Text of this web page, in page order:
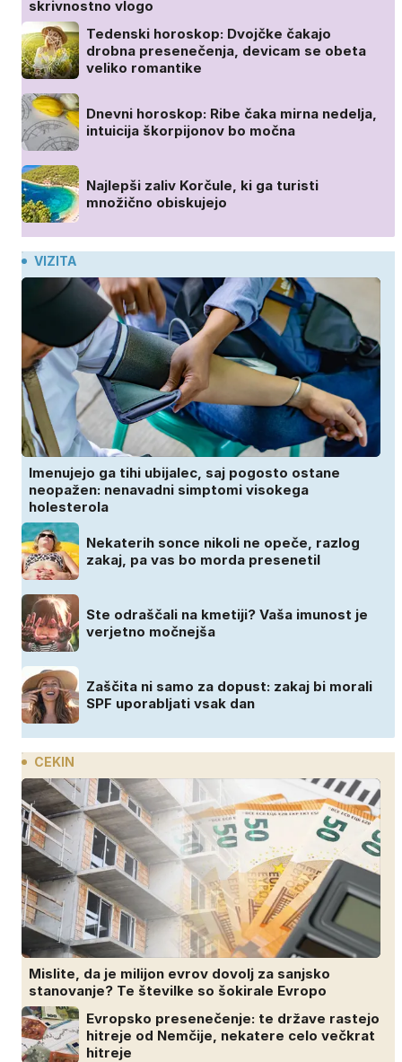
skrivnostno vlogo
Tedenski horoskop: Dvojčke čakajo
drobna presenečenja, devicam se obeta
veliko romantike
Dnevni horoskop: Ribe čaka mirna nedelja,
intuicija škorpijonov bo močna
Najlepši zaliv Korčule, ki ga turisti
množično obiskujejo
VIZITA
Imenujejo ga tihi ubijalec, saj pogosto ostane
neopažen: nenavadni simptomi visokega
holesterola
Nekaterih sonce nikoli ne opeče, razlog
zakaj, pa vas bo morda presenetil
Ste odraščali na kmetiji? Vaša imunost je
verjetno močnejša
Zaščita ni samo za dopust: zakaj bi morali
SPF uporabljati vsak dan
CEKIN
Mislite, da je milijon evrov dovolj za sanjsko
stanovanje? Te številke so šokirale Evropo
Evropsko presenečenje: te države rastejo
hitreje od Nemčije, nekatere celo večkrat
hitreje